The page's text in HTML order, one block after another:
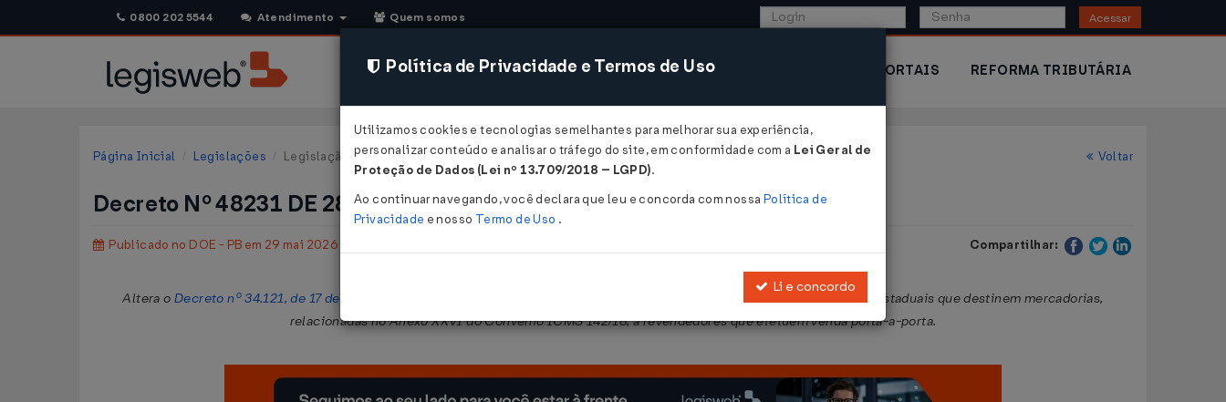
0800 202 5544 Atendimento Quem somos Acessar
CONSULTORIA SISTEMAS COMÉRCIO EXTERIOR PORTAIS REFORMA TRIBUTÁRIA
Página Inicial Legislações Legislação Estadual - Paraíba Voltar
Decreto Nº 48231 DE 28/05/2026
Publicado no DOE - PB em 29 mai 2026 Compartilhar:
Altera o Decreto nº 34.121, de 17 de julho de 2013
, que dispõe sobre o regime de substituição tributária nas operações interestaduais que destinem mercadorias,
relacionadas no Anexo XXVI do Convênio ICMS 142/18, a revendedores que efetuem venda porta-a-porta.
Política de Privacidade e Termos de Uso
Utilizamos cookies e tecnologias semelhantes para melhorar sua experiência,
personalizar conteúdo e analisar o tráfego do site, em conformidade com a Lei Geral de
Proteção de Dados (Lei nº 13.709/2018 – LGPD).
Ao continuar navegando, você declara que leu e concorda com nossa Política de
Privacidade e nosso Termo de Uso .
Li e concordo